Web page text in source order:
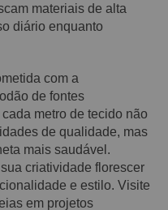
materiais de alta
diário enquanto
com a
de fontes
metro de tecido não
de qualidade, mas
mais saudável.
criatividade florescer
e estilo. Visite
em projetos